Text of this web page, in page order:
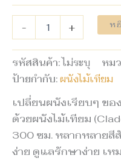
- + ห
รหัสสินค้า: ไม่ระบุ หม
ป้ายกำกับ: ผนังไม้เทียม
เปลี่ยนผนังเรียบๆ ข
ด้วยผนังไม้เทียม
300 ซม. หลากหลายสี
ง่าย ดูแลรักษาง่าย เ